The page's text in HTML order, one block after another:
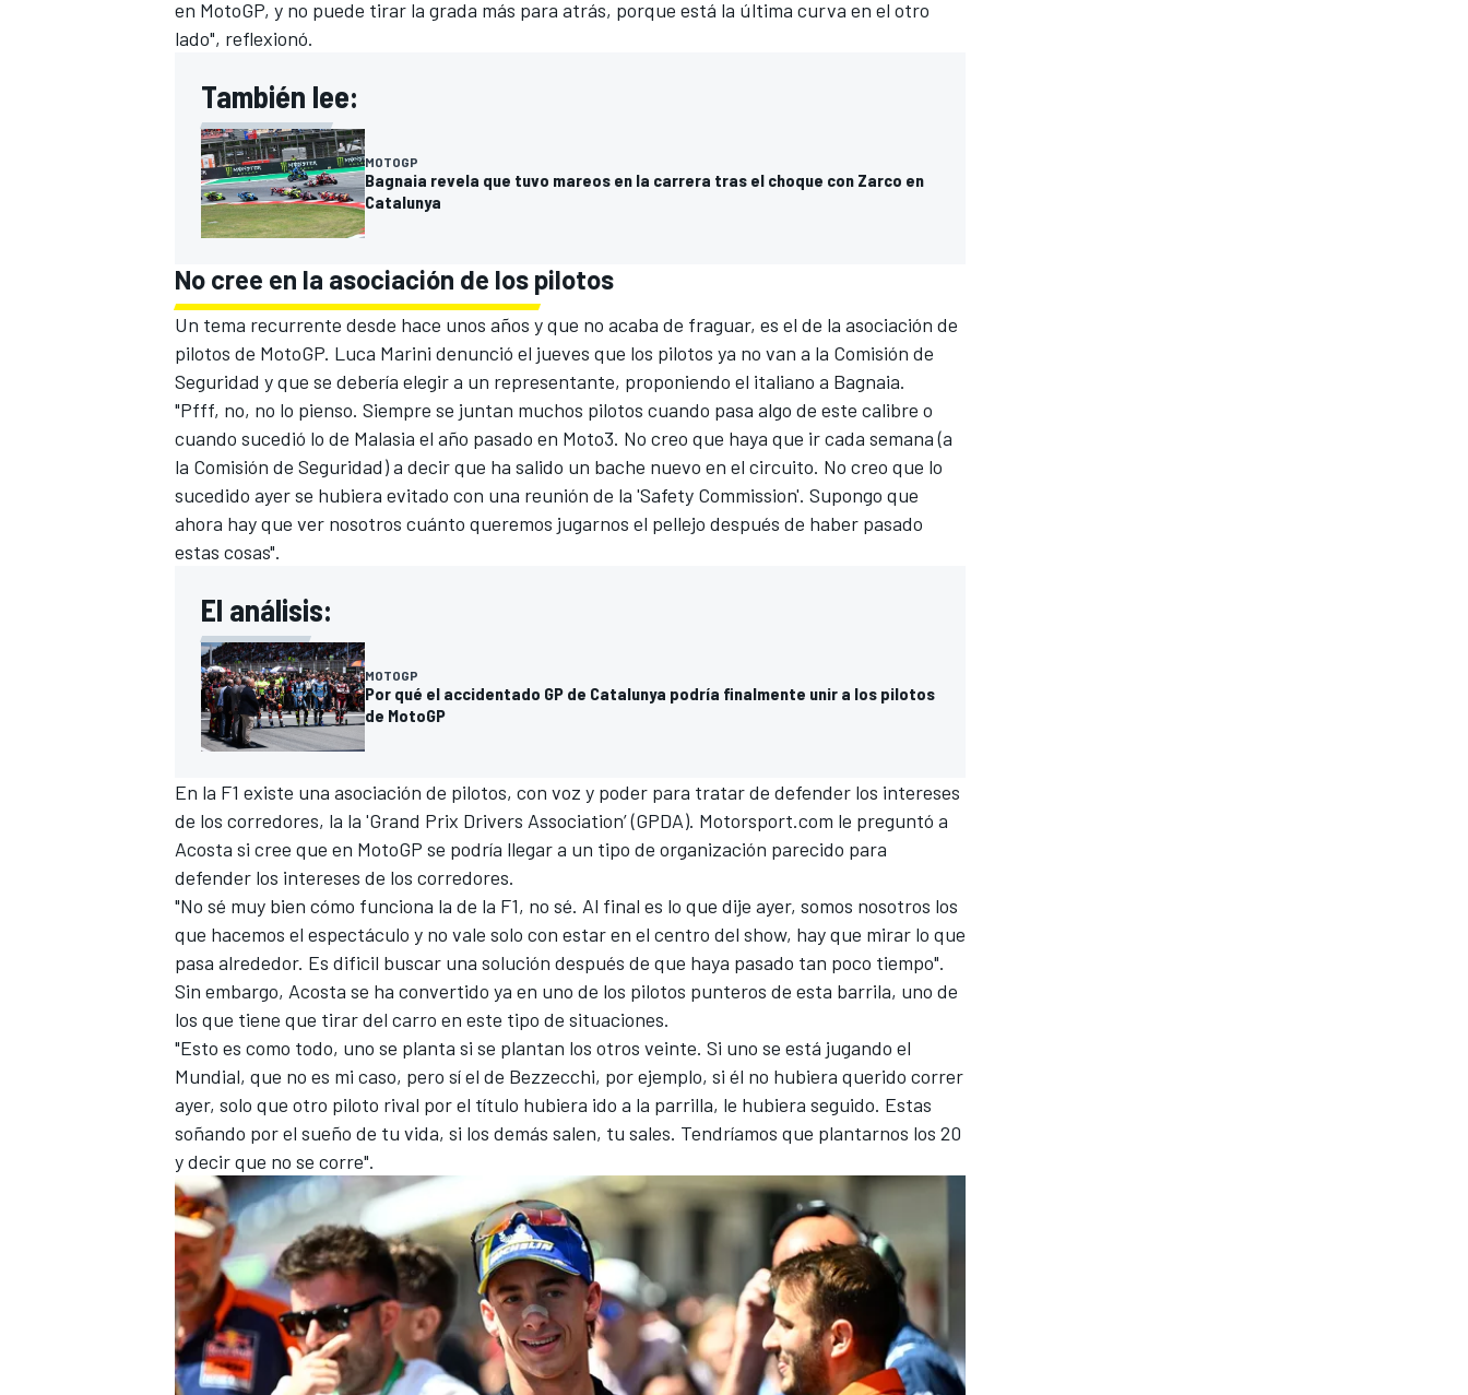
en MotoGP, y no puede tirar la grada más para atrás, porque está la última curva en el otro
lado", reflexionó.
También lee:
MOTOGP
Bagnaia revela que tuvo mareos en la carrera tras el choque con Zarco en
Catalunya
No cree en la asociación de los pilotos
Un tema recurrente desde hace unos años y que no acaba de fraguar, es el de la asociación de
pilotos de MotoGP. Luca Marini denunció el jueves que los pilotos ya no van a la Comisión de
Seguridad y que se debería elegir a un representante, proponiendo el italiano a Bagnaia.
"Pfff, no, no lo pienso. Siempre se juntan muchos pilotos cuando pasa algo de este calibre o
cuando sucedió lo de Malasia el año pasado en Moto3. No creo que haya que ir cada semana (a
la Comisión de Seguridad) a decir que ha salido un bache nuevo en el circuito. No creo que lo
sucedido ayer se hubiera evitado con una reunión de la 'Safety Commission'. Supongo que
ahora hay que ver nosotros cuánto queremos jugarnos el pellejo después de haber pasado
estas cosas".
El análisis:
MOTOGP
Por qué el accidentado GP de Catalunya podría finalmente unir a los pilotos
de MotoGP
En la F1 existe una asociación de pilotos, con voz y poder para tratar de defender los intereses
de los corredores, la la 'Grand Prix Drivers Association’ (GPDA). Motorsport.com le preguntó a
Acosta si cree que en MotoGP se podría llegar a un tipo de organización parecido para
defender los intereses de los corredores.
"No sé muy bien cómo funciona la de la F1, no sé. Al final es lo que dije ayer, somos nosotros los
que hacemos el espectáculo y no vale solo con estar en el centro del show, hay que mirar lo que
pasa alrededor. Es dificil buscar una solución después de que haya pasado tan poco tiempo".
Sin embargo, Acosta se ha convertido ya en uno de los pilotos punteros de esta barrila, uno de
los que tiene que tirar del carro en este tipo de situaciones.
"Esto es como todo, uno se planta si se plantan los otros veinte. Si uno se está jugando el
Mundial, que no es mi caso, pero sí el de Bezzecchi, por ejemplo, si él no hubiera querido correr
ayer, solo que otro piloto rival por el título hubiera ido a la parrilla, le hubiera seguido. Estas
soñando por el sueño de tu vida, si los demás salen, tu sales. Tendríamos que plantarnos los 20
y decir que no se corre".